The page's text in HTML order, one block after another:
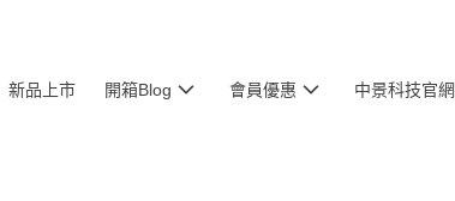
新品上市 開箱Blog 會員優惠 中景科技官網